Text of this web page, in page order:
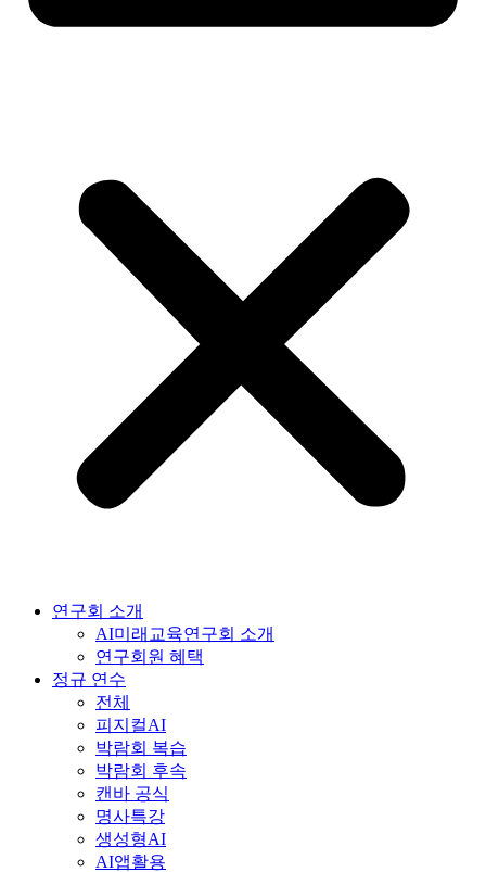
연구회 소개
AI미래교육연구회 소개
연구회원 혜택
정규 연수
전체
피지컬AI
박람회 복습
박람회 후속
캔바 공식
명사특강
생성형AI
AI앱활용